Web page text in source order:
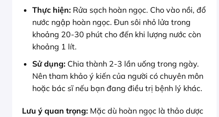
Thực hiện:Rửa sạch hoàn ngọc. Cho vào nồi, đổ
nước ngập hoàn ngọc. Đun sôi nhỏ lửa trong
khoảng 20-30 phút cho đến khi lượng nước còn
khoảng 1 lít.
Sử dụng:Chia thành 2-3 lần uống trong ngày.
Nên tham khảo ý kiến của người có chuyên môn
hoặc bác sĩ nếu bạn đang điều trị bệnh lý khác.
Lưu ý quan trọng: Mặc dù hoàn ngọc là thảo dược